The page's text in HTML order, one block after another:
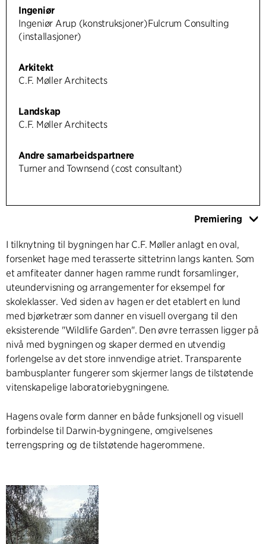
Ingeniør
Ingeniør Arup (konstruksjoner)Fulcrum Consulting
(installasjoner)
Arkitekt
C.F. Møller Architects
Landskap
C.F. Møller Architects
Andre samarbeidspartnere
Turner and Townsend (cost consultant)
Premiering
I tilknytning til bygningen har C.F. Møller anlagt en oval,
forsenket hage med terasserte sittetrinn langs kanten. Som
et amfiteater danner hagen ramme rundt forsamlinger,
uteundervisning og arrangementer for eksempel for
skoleklasser. Ved siden av hagen er det etablert en lund
med bjørketrær som danner en visuell overgang til den
eksisterende "Wildlife Garden". Den øvre terrassen ligger på
nivå med bygningen og skaper dermed en utvendig
forlengelse av det store innvendige atriet. Transparente
bambusplanter fungerer som skjermer langs de tilstøtende
vitenskapelige laboratoriebygningene.
Hagens ovale form danner en både funksjonell og visuell
forbindelse til Darwin-bygningene, omgivelsenes
terrengspring og de tilstøtende hagerommene.